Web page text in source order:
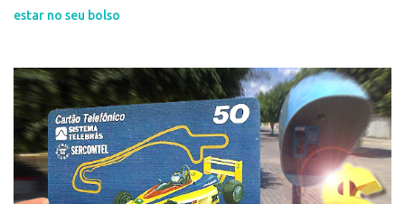
estar no seu bolso